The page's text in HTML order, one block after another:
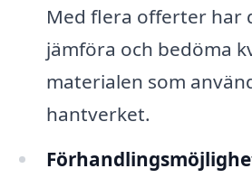
Med flera offerter har
jämföra och bedöma
materialen som
hantverket.